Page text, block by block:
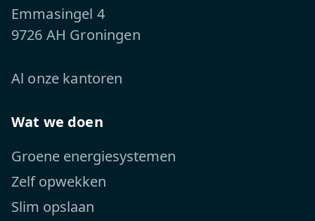
Emmasingel 4
9726 AH Groningen
Al onze kantoren
Wat we doen
Groene energiesystemen
Zelf opwekken
Slim opslaan